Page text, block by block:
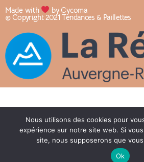
Made with by Cycoma
© Copyright 2021 Tendances & Paillettes
Nous utilisons des cookies pour
expérience sur notre site web. Si
site, nous supposerons que
Ok